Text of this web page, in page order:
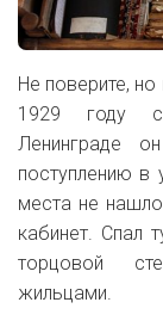
Не поверите,
1929 году
Ленинграде
поступлению в
места не
кабинет. Спал
торцовой
жильцами.